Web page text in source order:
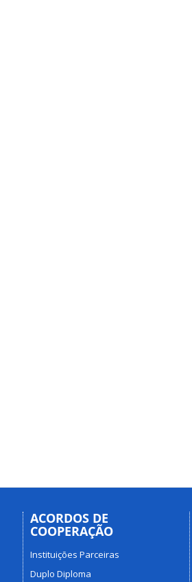
ACORDOS DE
COOPERAÇÃO
Instituições Parceiras
Duplo Diploma